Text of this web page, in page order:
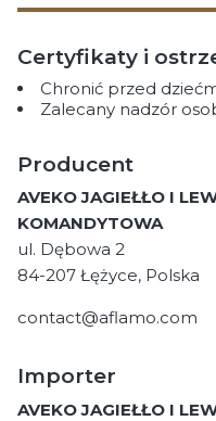
Certyfikaty i
Chronić przed
Zalecany nadzór
Producent
AVEKO JAGIEŁŁO I
KOMANDYTOWA
ul. Dębowa 2
84-207 Łężyce, Polska
contact@aflamo.com
Importer
AVEKO JAGIEŁŁO I